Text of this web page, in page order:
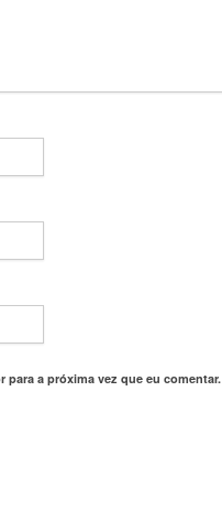
para a próxima vez que eu comentar.